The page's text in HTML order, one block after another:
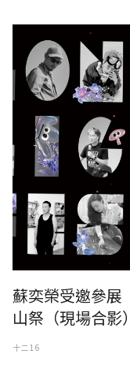
蘇奕榮受邀參展
山祭（現場合影）
十二 16